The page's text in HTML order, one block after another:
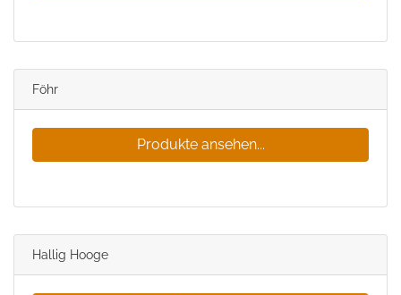
Föhr
Produkte ansehen...
Hallig Hooge